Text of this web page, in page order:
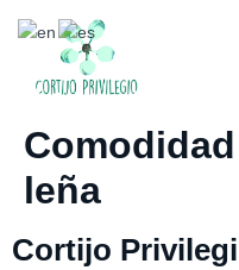
leña
Cortijo